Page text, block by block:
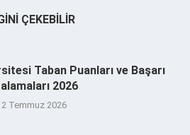
ÇEKEBILIR
Taban Puanları ve Başarı
2026
Temmuz 2026